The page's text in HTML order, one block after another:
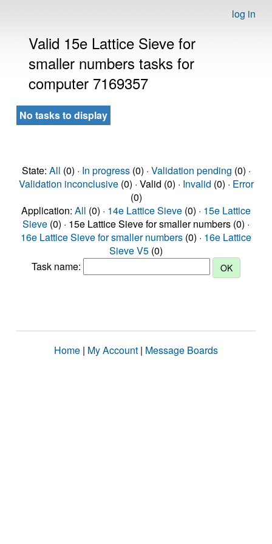
log in
Valid 15e Lattice Sieve for
smaller numbers tasks for
computer 7169357
No tasks to display
State: All (0) · In progress(0) · Validation pending (0) ·
Validation inconclusive(0) · Valid (0) · Invalid (0) · Error
(0)
Application: All (0) · 14e Lattice Sieve (0) · 15e Lattice
Sieve (0) · 15e Lattice Sieve for smaller numbers (0) ·
16e Lattice Sieve for smaller numbers (0) · 16e Lattice
Sieve V5 (0)
Task name:
Home | My Account | Message Boards